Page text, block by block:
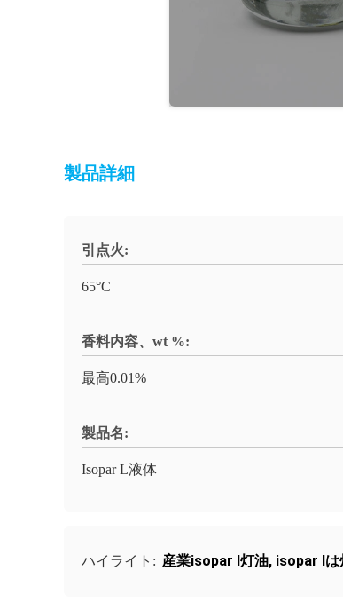
製品詳細
引点火:
65°C
香料内容、wt %:
最高0.01%
製品名:
Isopar L液体
ハイライト: 産業isopar l灯油, isopar lは